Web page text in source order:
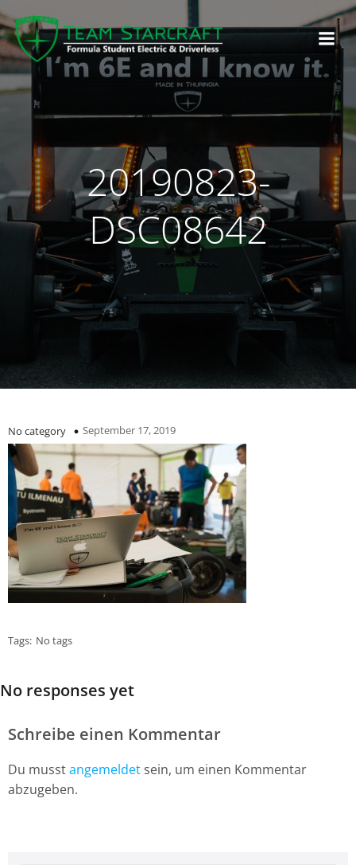
20190823-
DSC08642
No category September 17, 2019
Tags: No tags
No responses yet
Schreibe einen Kommentar
Du musstangemeldet sein, um einen Kommentar
abzugeben.